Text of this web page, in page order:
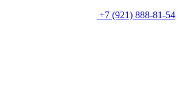
+7 (921) 888-81-54